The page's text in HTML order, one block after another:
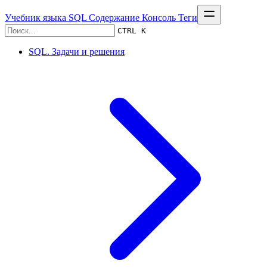
Учебник языка SQL Содержание Консоль Теги
CTRL K
SQL. Задачи и решения